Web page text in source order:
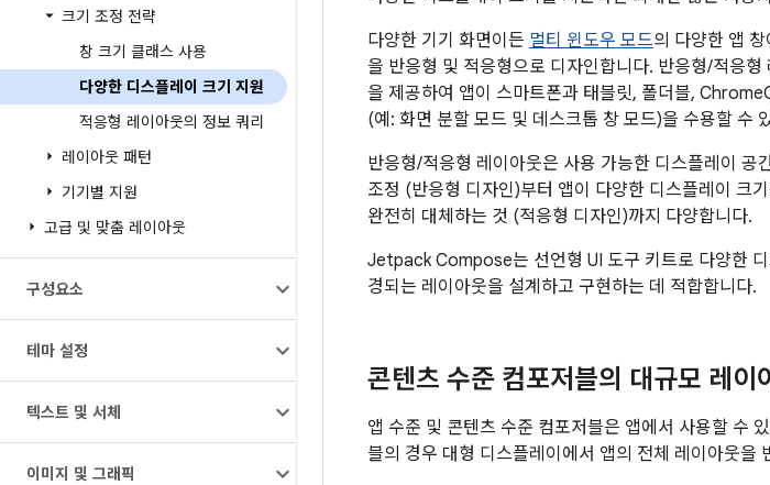
크기 조정 전략
창 크기 클래스 사용
다양한 디스플레이 크기 지원
적응형 레이아웃의 정보 쿼리
레이아웃 패턴
기기별 지원
고급 및 맞춤 레이아웃
구성요소
테마 설정
텍스트 및 서체
이미지 및 그래픽
다양한 기기 화면이든 멀티 윈도우 모드의 다양한 앱
을 반응형 및 적응형으로 디자인합니다. 반응형/적응
을 제공하여 앱이 스마트폰과 태블릿, 폴더블,
(예: 화면 분할 모드 및 데스크톱 창 모드)을 수용할 수
반응형/적응형 레이아웃은 사용 가능한 디스플레이
조정 (반응형 디자인)부터 앱이 다양한 디스플레이 크
완전히 대체하는 것 (적응형 디자인)까지 다양합니다.
Jetpack Compose는 선언형 UI 도구 키트로 다양한
경되는 레이아웃을 설계하고 구현하는 데 적합합니다.
콘텐츠 수준 컴포저블의 대규모 레이
앱 수준 및 콘텐츠 수준 컴포저블은 앱에서 사용할 수
블의 경우 대형 디스플레이에서 앱의 전체 레이아웃을